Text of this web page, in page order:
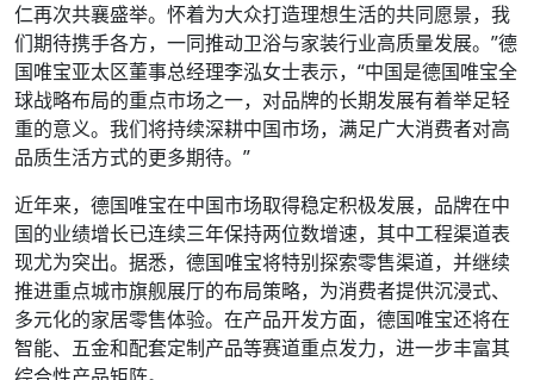
仁再次共襄盛举。怀着为大众打造理想生活的共同愿景，我
们期待携手各方，一同推动卫浴与家装行业高质量发展。”德
国唯宝亚太区董事总经理李泓女士表示，“中国是德国唯宝全
球战略布局的重点市场之一，对品牌的长期发展有着举足轻
重的意义。我们将持续深耕中国市场，满足广大消费者对高
品质生活方式的更多期待。”
近年来，德国唯宝在中国市场取得稳定积极发展，品牌在中
国的业绩增长已连续三年保持两位数增速，其中工程渠道表
现尤为突出。据悉，德国唯宝将特别探索零售渠道，并继续
推进重点城市旗舰展厅的布局策略，为消费者提供沉浸式、
多元化的家居零售体验。在产品开发方面，德国唯宝还将在
智能、五金和配套定制产品等赛道重点发力，进一步丰富其